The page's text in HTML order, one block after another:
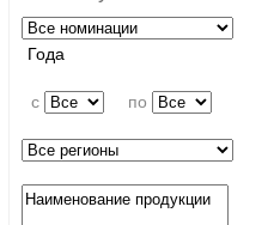
Года
c по